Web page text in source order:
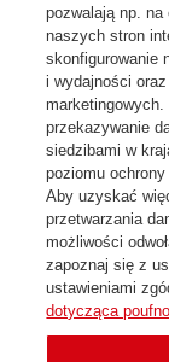
pozwalają np.
naszych stron
skonfigurowanie
i wydajności
marketingowych.
przekazywanie
siedzibami w
poziomu
Aby uzyskać
przetwarzania
możliwości
zapoznaj się z
ustawieniami
dotycząca